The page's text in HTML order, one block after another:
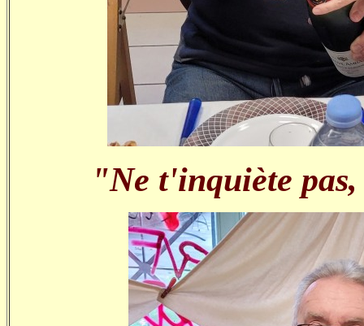
"Ne t'inquiète